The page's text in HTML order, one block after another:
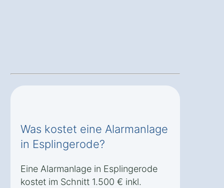
Was kostet eine Alarmanlage
in Esplingerode?
Eine Alarmanlage in Esplingerode
kostet im Schnitt 1.500 € inkl.